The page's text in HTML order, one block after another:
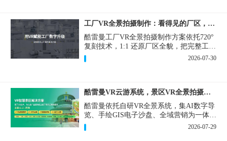
工厂VR全景拍摄制作：看得见的厂区，省下来的成本
酷雷曼工厂VR全景拍摄制作方案依托720°
复刻技术，1:1 还原厂区全貌，把完整工厂
搬进手机、电脑大屏，既是工厂对外拓客
的数字化名片，也是内部管理、人员培训
2026-07-30
酷雷曼VR云游系统，景区VR全景拍摄制作一站式落地
酷雷曼依托自研VR全景系统，集AI数字导
览、手绘GIS电子沙盘、全域营销为一体，
打造从VR全景拍摄制作到成熟VR云游落
地案例。
2026-07-29